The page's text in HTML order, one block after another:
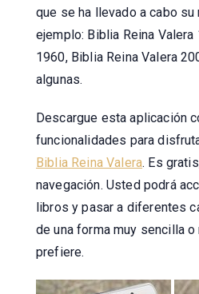
que se ha llevado a cabo
ejemplo: Biblia Reina Valera
1960, Biblia Reina Valera
algunas.
Descargue esta aplicación
funcionalidades para
Biblia Reina Valera. Es
navegación. Usted podrá
libros y pasar a diferentes
de una forma muy sencilla
prefiere.